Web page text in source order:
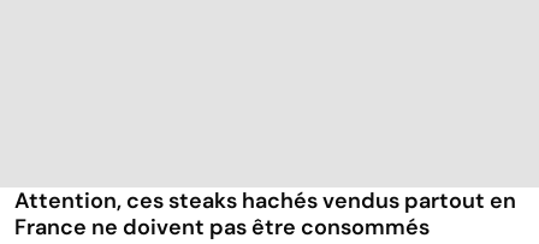
Attention, ces steaks hachés vendus partout en
France ne doivent pas être consommés